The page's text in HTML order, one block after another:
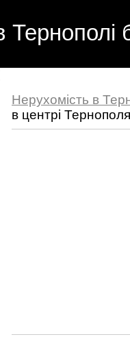
Тернополі
Нерухомість в
в центрі